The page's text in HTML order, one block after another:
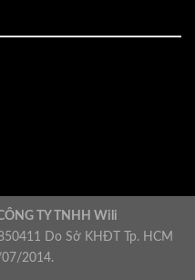
TY TNHH Wili
Do Sở KHĐT Tp. HCM
2014.